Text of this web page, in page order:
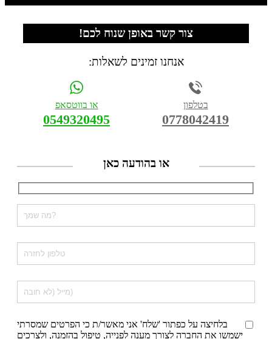
צור קשר באופן שנוח לכם!
אנחנו זמינים לשאלות:
בטלפון
0778042419
או בווטסאפ
0549320495
או בהודעה כאן
בלחיצה על כפתור 'שלח' אני מאשר/ת כי הפרטים שמסרתי
ישמשו את החברה לצורך מענה לפנייה, טיפול בהזמנה, ולצרכים